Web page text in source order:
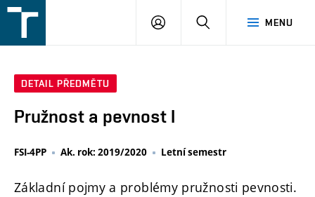
v
MENU
PŘIHLÁŠENÍ
DETAIL PŘEDMĚTU
Pružnost a pevnost I
FSI-4PP Ak. rok: 2019/2020 Letní semestr
Základní pojmy a problémy pružnosti pevnosti.